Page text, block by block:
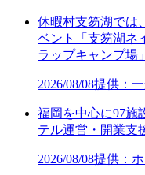
休暇村支笏湖では
ベント「支笏湖ネ
ラップキャンプ場
2026/08/08提供：
福岡を中心に97施
テル運営・開業支
2026/08/08提供：